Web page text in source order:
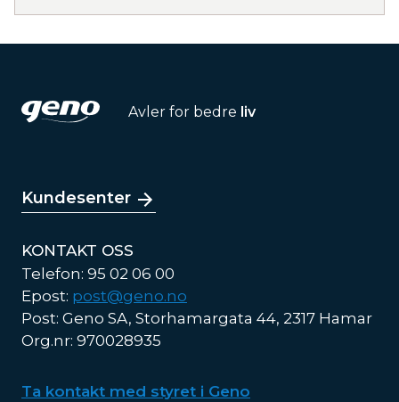
Avler for bedre liv
Kundesenter
KONTAKT OSS
Telefon: 95 02 06 00
Epost: post@geno.no
Post: Geno SA, Storhamargata 44, 2317 Hamar
Org.nr: 970028935
Ta kontakt med styret i Geno